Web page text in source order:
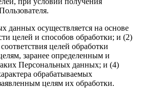
данных осуществляется на основе
целей и способов обработки; и (2)
целей обработки
заранее определенным и
Персональных данных; и (4)
обрабатываемых
целям их обработки.